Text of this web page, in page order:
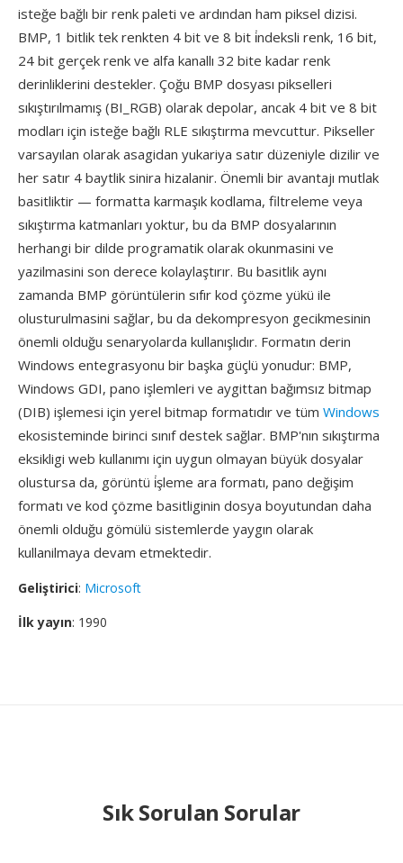
isteğe bağlı bir renk paleti ve ardından ham piksel dizisi.
BMP, 1 bitlik tek renkten 4 bit ve 8 bit i̇ndeksli renk, 16 bit,
24 bit gerçek renk ve alfa kanallı 32 bite kadar renk
derinliklerini destekler. Çoğu BMP dosyası pikselleri
sıkıştırılmamış (BI_RGB) olarak depolar, ancak 4 bit ve 8 bit
modları için isteğe bağlı RLE sıkıştırma mevcuttur. Pikseller
varsayılan olarak asagidan yukariya satır düzeniyle dizilir ve
her satır 4 baytlik sinira hizalanir. Önemli bir avantajı mutlak
basitliktir — formatta karmaşık kodlama, filtreleme veya
sıkıştırma katmanları yoktur, bu da BMP dosyalarının
herhangi bir dilde programatik olarak okunmasini ve
yazilmasini son derece kolaylaştırır. Bu basitlik aynı
zamanda BMP görüntülerin sıfır kod çözme yükü ile
olusturulmasini sağlar, bu da dekompresyon gecikmesinin
önemli olduğu senaryolarda kullanışlıdır. Formatın derin
Windows entegrasyonu bir başka güçlü yonudur: BMP,
Windows GDI, pano işlemleri ve aygittan bağımsız bitmap
(DIB) işlemesi için yerel bitmap formatıdır ve tüm Windows
ekosisteminde birinci sınıf destek sağlar. BMP'nın sıkıştırma
eksikligi web kullanımı için uygun olmayan büyük dosyalar
olustursa da, görüntü i̇şleme ara formatı, pano değişim
formatı ve kod çözme basitliginin dosya boyutundan daha
önemli olduğu gömülü sistemlerde yaygın olarak
kullanilmaya devam etmektedir.
Geliştirici: Microsoft
İlk yayın: 1990
Sık Sorulan Sorular